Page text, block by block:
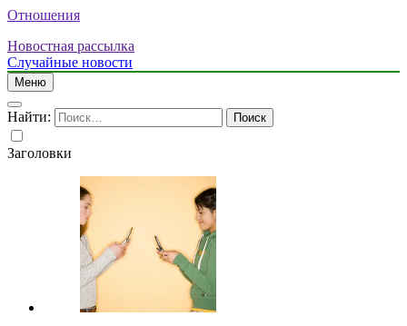
Отношения
Новостная рассылка
Случайные новости
Меню
Найти:
Заголовки